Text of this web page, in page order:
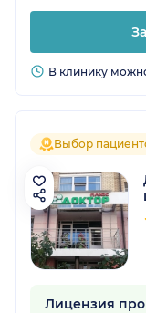
В клинику
Выбор
Лицензия